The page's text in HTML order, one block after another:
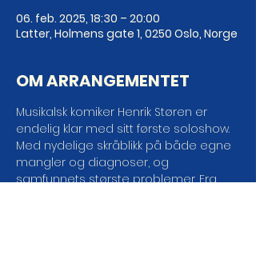
06. feb. 2025, 18:30 – 20:00
Latter, Holmens gate 1, 0250 Oslo, Norge
OM ARRANGEMENTET
Musikalsk komiker Henrik Støren er
endelig klar med sitt første soloshow.
Med nydelige skråblikk på både egne
mangler og diagnoser, og
samfunnets største problemer. Fra